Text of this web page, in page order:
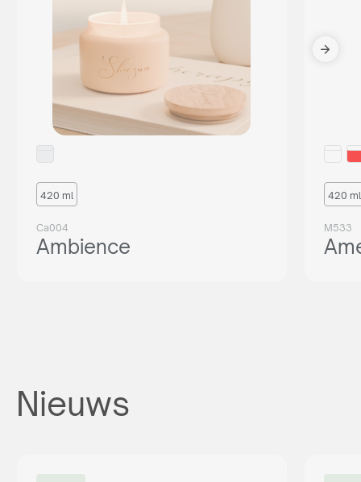
420 ml
Ca004
Ambience
420 ml
M533
Nieuws